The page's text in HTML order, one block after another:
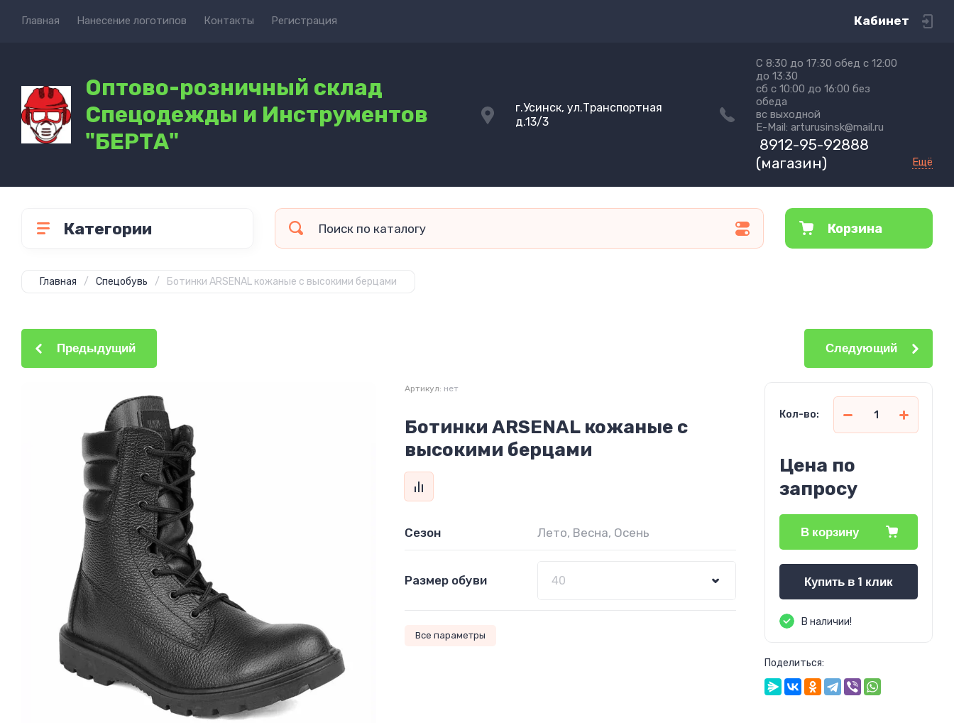
Главная Нанесение логотипов Контакты Регистрация Кабинет
Оптово-розничный склад
Спецодежды и Инструментов
"БЕРТА"
г.Усинск, ул.Транспортная
д.13/3
С 8:30 до 17:30 обед с 12:00
до 13:30
сб с 10:00 до 16:00 без
обеда
вс выходной
E-Mail: arturusinsk@mail.ru
8912-95-92888
(магазин)
Ещё
Категории Корзина
Главная / Спецобувь / Ботинки ARSENAL кожаные c высокими берцами
Предыдущий Следующий
Артикул: нет
Ботинки ARSENAL кожаные c
высокими берцами
Сезон Лето, Весна, Осень
Размер обуви
Все параметры
Кол-во:
Цена по
запросу
В корзину
Купить в 1 клик
В наличии!
Поделиться: